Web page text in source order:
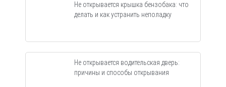
Не открывается крышка бензобака: что
делать и как устранить неполадку
Не открывается водительская дверь:
причины и способы открывания